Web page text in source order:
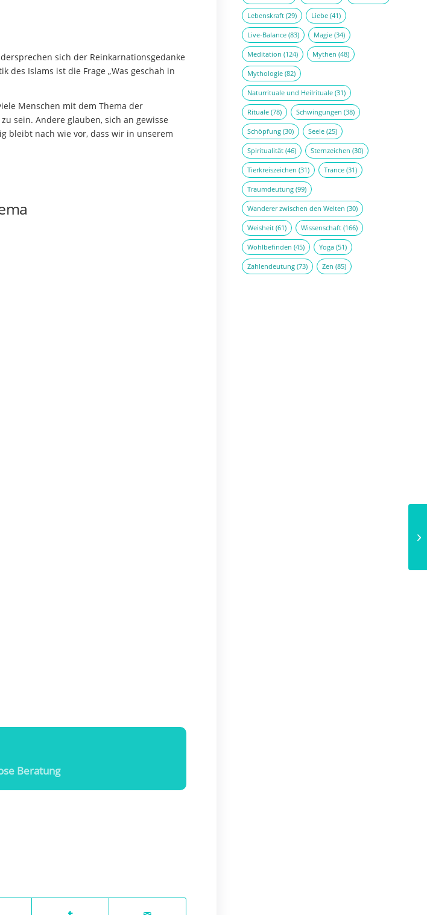
sich der Reinkarnationsgedanke
Islams ist die Frage „Was geschah in
Menschen mit dem Thema der
sein. Andere glauben, sich an gewisse
bleibt nach wie vor, dass wir in unserem
Beratung
Lebenskraft (29) Liebe (41)
Live-Balance (83) Magie (34)
Meditation (124) Mythen (48)
Mythologie (82)
Naturrituale und Heilrituale (31)
Rituale (78) Schwingungen (38)
Schöpfung (30) Seele (25)
Spiritualität (46) Sternzeichen (30)
Tierkreiszeichen (31) Trance (31)
Traumdeutung (99)
Wanderer zwischen den Welten (30)
Weisheit (61) Wissenschaft (166)
Wohlbefinden (45) Yoga (51)
Zahlendeutung (73) Zen (85)